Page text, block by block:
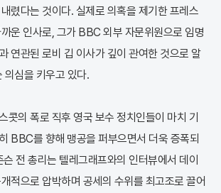
렸다는 것이다. 실제로 의혹을 제기한 프레스
운 인사로, 그가 BBC 외부 자문위원으로 임명
연관된 로비 깁 이사가 깊이 관여한 것으로 알
의심을 키우고 있다.
콧의 폭로 직후 영국 보수 정치인들이 마치 기
BBC를 향해 맹공을 퍼부으면서 더욱 증폭되
전 총리는 텔레그래프와의 인터뷰에서 데이
적으로 압박하며 공세의 수위를 최고조로 끌어